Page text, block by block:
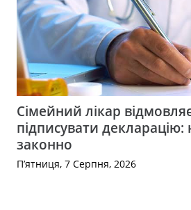
Сімейний лікар
підписувати декларацію:
законно
П’ятниця, 7 Серпня, 2026